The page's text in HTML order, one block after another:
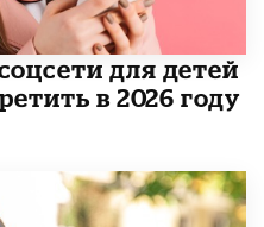
для детей
в 2026 году